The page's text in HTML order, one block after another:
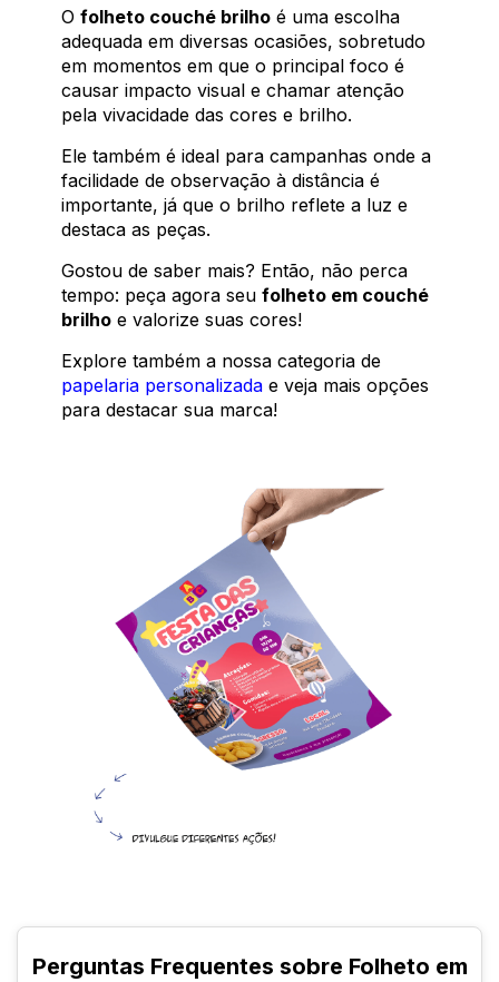
O folheto couché brilho é uma escolha
adequada em diversas ocasiões, sobretudo
em momentos em que o principal foco é
causar impacto visual e chamar atenção
pela vivacidade das cores e brilho.
Ele também é ideal para campanhas onde a
facilidade de observação à distância é
importante, já que o brilho reflete a luz e
destaca as peças.
Gostou de saber mais? Então, não perca
tempo: peça agora seu folheto em couché
brilho e valorize suas cores!
Explore também a nossa categoria de
papelaria personalizada e veja mais opções
para destacar sua marca!
Perguntas Frequentes sobre Folheto em